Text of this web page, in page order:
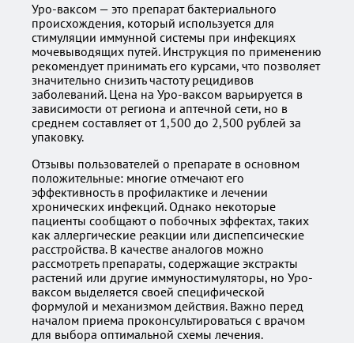
Уро-ваксом — это препарат бактериального
происхождения, который используется для
стимуляции иммунной системы при инфекциях
мочевыводящих путей. Инструкция по применению
рекомендует принимать его курсами, что позволяет
значительно снизить частоту рецидивов
заболеваний. Цена на Уро-ваксом варьируется в
зависимости от региона и аптечной сети, но в
среднем составляет от 1,500 до 2,500 рублей за
упаковку.
Отзывы пользователей о препарате в основном
положительные: многие отмечают его
эффективность в профилактике и лечении
хронических инфекций. Однако некоторые
пациенты сообщают о побочных эффектах, таких
как аллергические реакции или диспепсические
расстройства. В качестве аналогов можно
рассмотреть препараты, содержащие экстракты
растений или другие иммуностимуляторы, но Уро-
ваксом выделяется своей специфической
формулой и механизмом действия. Важно перед
началом приема проконсультироваться с врачом
для выбора оптимальной схемы лечения.